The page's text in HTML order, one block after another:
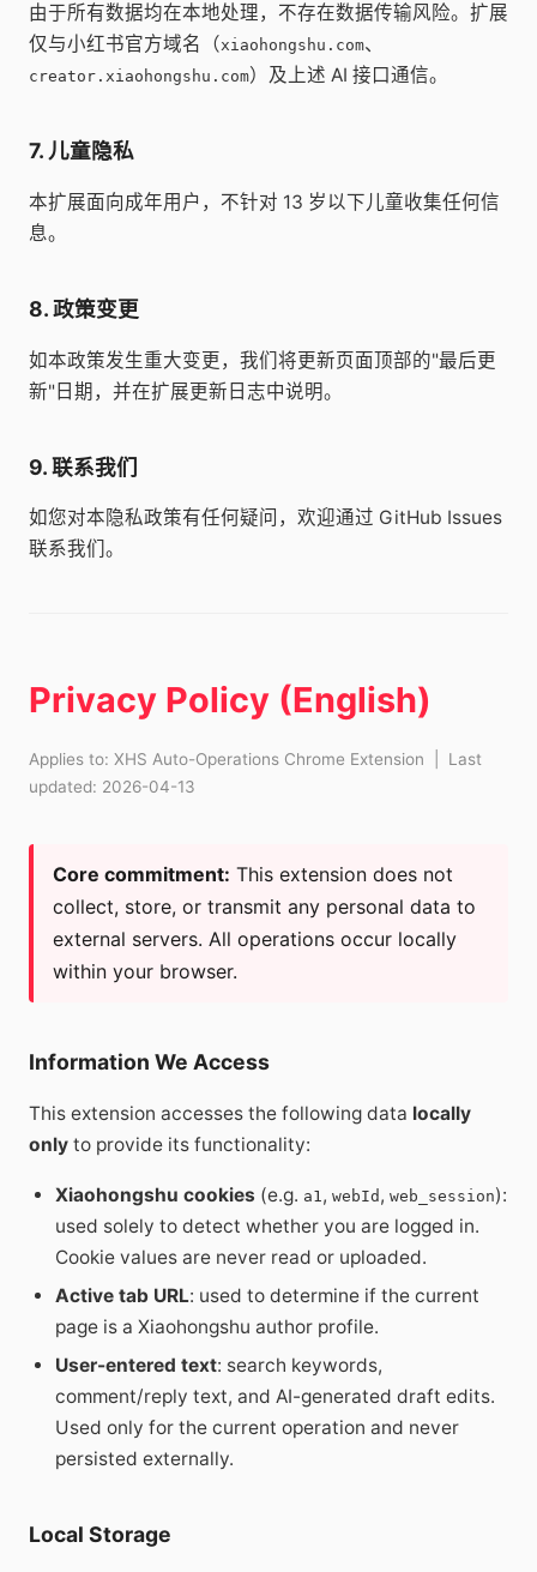
由于所有数据均在本地处理，不存在数据传输风险。扩展
仅与小红书官方域名（xiaohongshu.com、
creator.xiaohongshu.com）及上述 AI 接口通信。
7. 儿童隐私
本扩展面向成年用户，不针对 13 岁以下儿童收集任何信
息。
8. 政策变更
如本政策发生重大变更，我们将更新页面顶部的"最后更
新"日期，并在扩展更新日志中说明。
9. 联系我们
如您对本隐私政策有任何疑问，欢迎通过 GitHub Issues
联系我们。
Privacy Policy (English)
Applies to: XHS Auto-Operations Chrome Extension | Last
updated: 2026-04-13
Core commitment: This extension does not
collect, store, or transmit any personal data to
external servers. All operations occur locally
within your browser.
Information We Access
This extension accesses the following data locally
only to provide its functionality:
Xiaohongshu cookies (e.g. a1 ,webId ,web_session):
used solely to detect whether you are logged in.
Cookie values are never read or uploaded.
Active tab URL: used to determine if the current
page is a Xiaohongshu author profile.
User-entered text: search keywords,
comment/reply text, and AI-generated draft edits.
Used only for the current operation and never
persisted externally.
Local Storage